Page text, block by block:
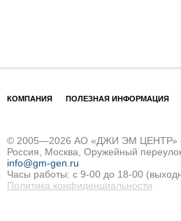
КОМПАНИЯ ПОЛЕЗНАЯ ИНФОРМАЦИЯ
© 2005—2026 АО «ДЖИ ЭМ ЦЕНТР» –
Россия, Москва, Оружейный
info@gm-gen.ru
Часы работы: с 9-00 до 18-00
Политика конфиденциальности